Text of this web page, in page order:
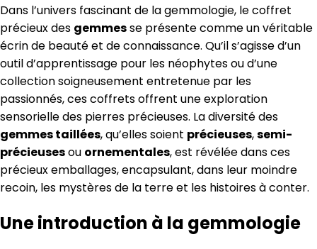
Dans l’univers fascinant de la gemmologie, le coffret
précieux des gemmesse présente comme un véritable
écrin de beauté et de connaissance. Qu’il s’agisse d’un
outil d’apprentissage pour les néophytes ou d’une
collection soigneusement entretenue par les
passionnés, ces coffrets offrent une exploration
sensorielle des pierres précieuses. La diversité des
gemmes taillées, qu’elles soient précieuses,semi-
précieusesou ornementales, est révélée dans ces
précieux emballages, encapsulant, dans leur moindre
recoin, les mystères de la terre et les histoires à conter.
Une introduction à la gemmologie